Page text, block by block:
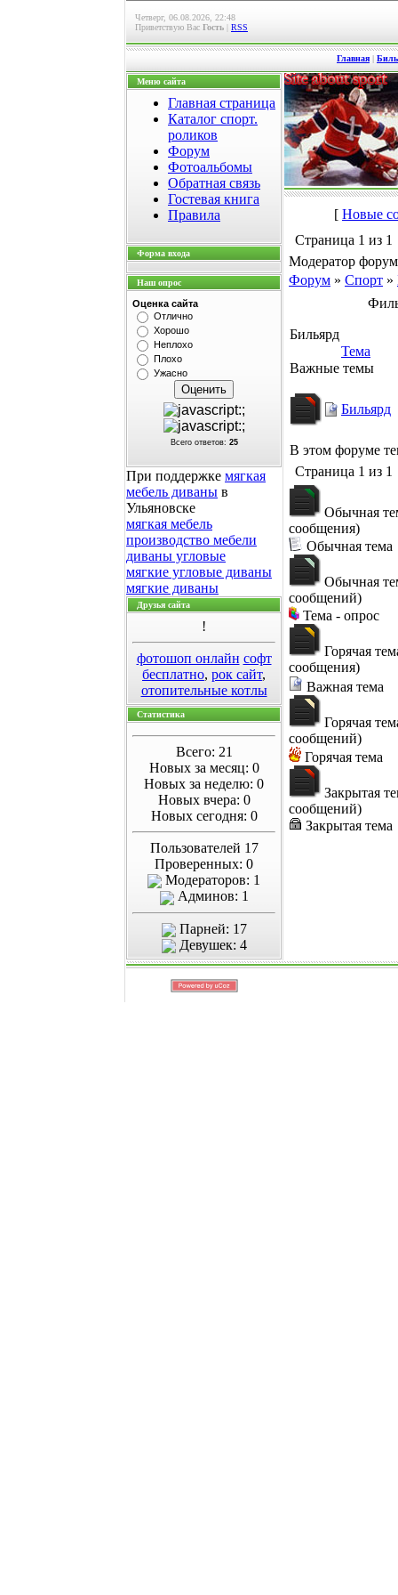
Четверг, 06.08.2026, 22:48
Приветствую Вас Гость | RSS
Главная |
Меню сайта
Главная страница
Каталог спорт.
роликов
Форум
Фотоальбомы
Обратная связь
Гостевая книга
Правила
Форма входа
Наш опрос
Оценка сайта
Отлично
Хорошо
Неплохо
Плохо
Ужасно
Всего ответов: 25
При поддержке мягкая
мебель диваны в
Ульяновске
мягкая мебель
производство мебели
диваны угловые
мягкие угловые диваны
мягкие диваны
Друзья сайта
!
фотошоп онлайн софт
бесплатно, рок сайт,
отопительные котлы
Статистика
Всего: 21
Новых за месяц: 0
Новых за неделю: 0
Новых вчера: 0
Новых сегодня: 0
Пользователей 17
Проверенных: 0
Модераторов: 1
Админов: 1
Парней: 17
Девушек: 4
[ Новые
Страница 1 из 1
Модератор
Форум » Спорт »
Бильярд
Тема
Важные темы
Бильярд
В этом форуме
Страница 1 из 1
Обычная
сообщения)
Обычная тема
Обычная
сообщений)
Тема - опрос
Горячая
сообщения)
Важная тема
Горячая
сообщений)
Горячая тема
Закрытая
сообщений)
Закрытая тема